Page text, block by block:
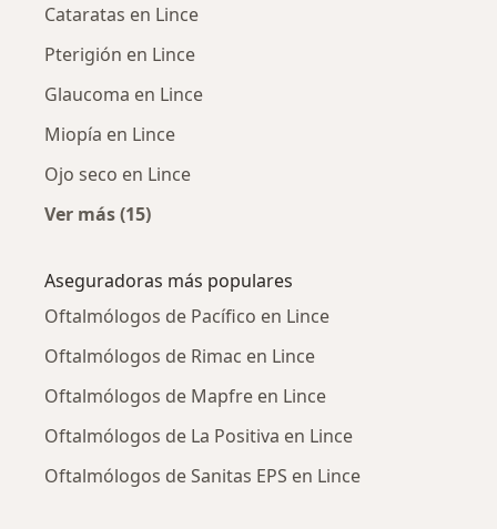
Cataratas en Lince
Pterigión en Lince
Glaucoma en Lince
Miopía en Lince
Ojo seco en Lince
Ver más (15)
Aseguradoras más populares
Oftalmólogos de Pacífico en Lince
Oftalmólogos de Rimac en Lince
Oftalmólogos de Mapfre en Lince
Oftalmólogos de La Positiva en Lince
Oftalmólogos de Sanitas EPS en Lince